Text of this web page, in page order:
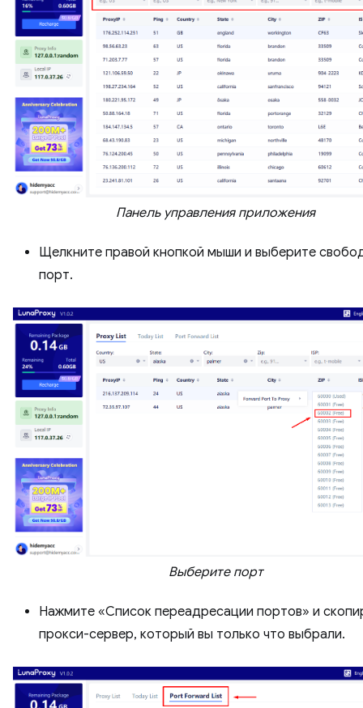
Панель управления приложения
Щелкните правой кнопкой мыши и выберите
порт.
Выберите порт
Нажмите «Список переадресации портов» и
прокси-сервер, который вы только что выбрали.